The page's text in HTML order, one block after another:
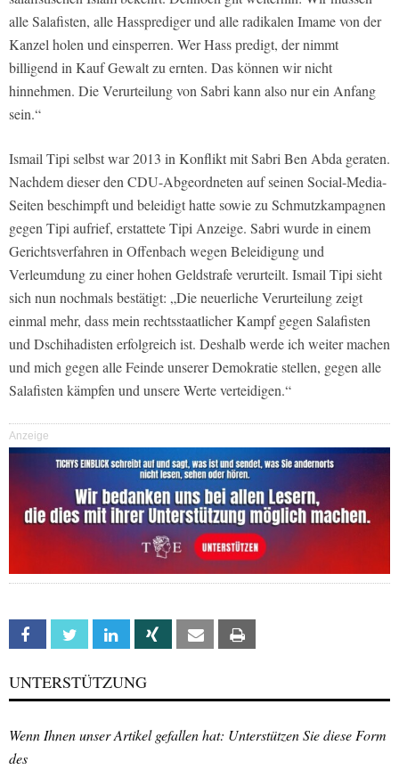
alle Salafisten, alle Hassprediger und alle radikalen Imame von der
Kanzel holen und einsperren. Wer Hass predigt, der nimmt
billigend in Kauf Gewalt zu ernten. Das können wir nicht
hinnehmen. Die Verurteilung von Sabri kann also nur ein Anfang
sein.“
Ismail Tipi selbst war 2013 in Konflikt mit Sabri Ben Abda geraten.
Nachdem dieser den CDU-Abgeordneten auf seinen Social-Media-
Seiten beschimpft und beleidigt hatte sowie zu Schmutzkampagnen
gegen Tipi aufrief, erstattete Tipi Anzeige. Sabri wurde in einem
Gerichtsverfahren in Offenbach wegen Beleidigung und
Verleumdung zu einer hohen Geldstrafe verurteilt. Ismail Tipi sieht
sich nun nochmals bestätigt: „Die neuerliche Verurteilung zeigt
einmal mehr, dass mein rechtsstaatlicher Kampf gegen Salafisten
und Dschihadisten erfolgreich ist. Deshalb werde ich weiter machen
und mich gegen alle Feinde unserer Demokratie stellen, gegen alle
Salafisten kämpfen und unsere Werte verteidigen.“
Anzeige
Facebook Twitter Linkedin Xing Email
UNTERSTÜTZUNG
Wenn Ihnen unser Artikel gefallen hat: Unterstützen Sie diese Form
des